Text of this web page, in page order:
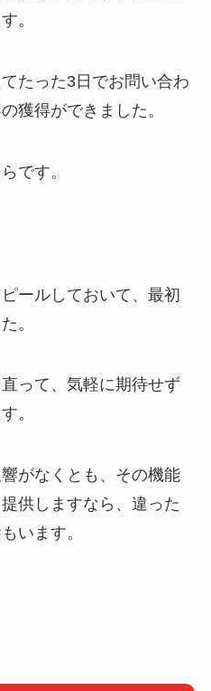
。
たった3日でお問い合わ
獲得ができました。
です。
ールしておいて、最初
。
って、気軽に期待せず
。
がなくとも、その機能
供しますなら、違った
います。